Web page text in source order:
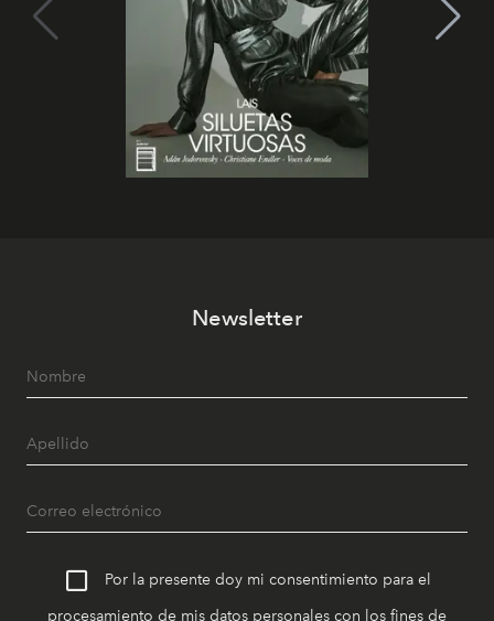
Newsletter
Por la presente doy mi consentimiento para el
procesamiento de mis datos personales con los fines de